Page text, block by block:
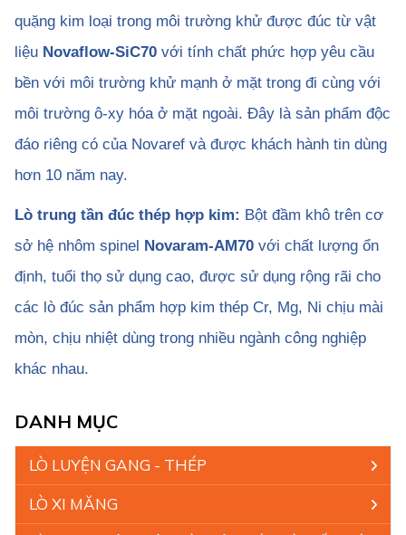
DANH MỤC
LÒ LUYỆN GANG - THÉP
LÒ XI MĂNG
quặng kim loại trong môi trường khử được đúc từ vật
liệu Novaflow-SiC70 với tính chất phức hợp yêu cầu
bền với môi trường khử mạnh ở mặt trong đi cùng với
môi trường ô-xy hóa ở mặt ngoài. Đây là sản phẩm độc
đáo riêng có của Novaref và được khách hành tin dùng
hơn 10 năm nay.
Lò trung tần đúc thép hợp kim: Bột đầm khô trên cơ
sở hệ nhôm spinel Novaram-AM70 với chất lượng ổn
định, tuổi thọ sử dụng cao, được sử dụng rộng rãi cho
các lò đúc sản phẩm hợp kim thép Cr, Mg, Ni chịu mài
mòn, chịu nhiệt dùng trong nhiều ngành công nghiệp
khác nhau.